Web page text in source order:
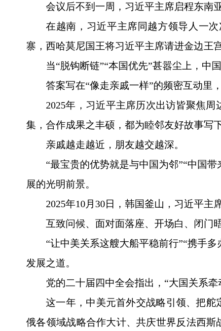
会议后不到一周，习近平主席启程东南
在越南，习近平主席同越方领导人一
寨，西哈莫尼国王将习近平主席请进金边
当“脱钩断链”“本国优先”甚嚣尘上，中
答案写在“像走亲戚一样”的频密互动里
2025年，习近平主席历次出访皆聚焦
集，合作成果之丰硕，都为睦邻友好故事写
亲戚越走越近，朋友越交越深。
“最宝贵的优势就是与中国为邻”“中国
展的光明前景。
2025年10月30日，韩国釜山，习近平
互致问候、面对面落座、开场白、闭门
“让中美关系这艘大船平稳前行”“携手
发展之道。
党的二十届四中全会指出，“大国关系
这一年，中美元首外交战略引领、把
俄各领域战略合作大计、共庆世界反法西